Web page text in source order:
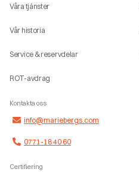
Våra tjänster
Vår historia
Service & reservdelar
ROT-avdrag
Kontakta oss
info@mariebergs.com
0771-18 40 60
Certifiering